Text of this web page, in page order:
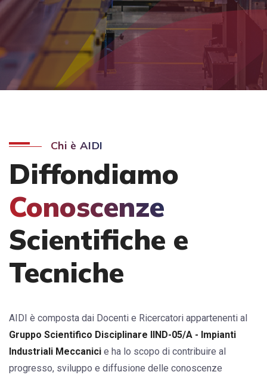
Chi è AIDI
Diffondiamo
Conoscenze
Scientifiche e
Tecniche
AIDI è composta dai Docenti e Ricercatori appartenenti al
Gruppo Scientifico Disciplinare IIND-05/A - Impianti
Industriali Meccanici e ha lo scopo di contribuire al
progresso, sviluppo e diffusione delle conoscenze